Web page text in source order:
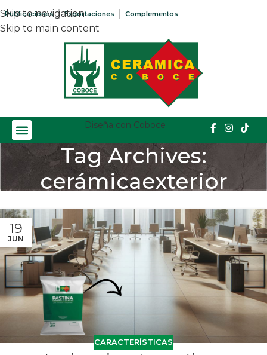
Skip to navigation
Skip to main content
Publicaciones Exportaciones Complementos
Diseña con Coboce
Tag Archives:
cerámicaexterior
19
JUN
CARACTERÍSTICAS